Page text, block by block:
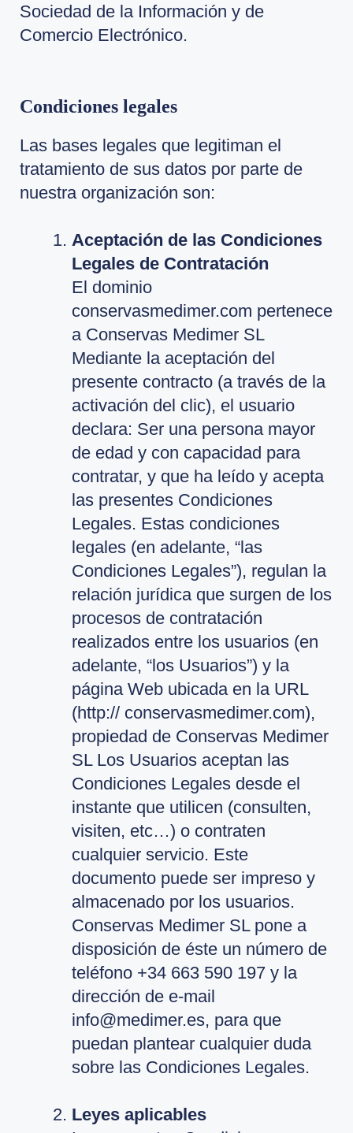
Sociedad de la Información y de
Comercio Electrónico.
Condiciones legales
Las bases legales que legitiman el
tratamiento de sus datos por parte de
nuestra organización son:
Aceptación de las Condiciones
Legales de Contratación
El dominio
conservasmedimer.com pertenece
a Conservas Medimer SL
Mediante la aceptación del
presente contracto (a través de la
activación del clic), el usuario
declara: Ser una persona mayor
de edad y con capacidad para
contratar, y que ha leído y acepta
las presentes Condiciones
Legales. Estas condiciones
legales (en adelante, “las
Condiciones Legales”), regulan la
relación jurídica que surgen de los
procesos de contratación
realizados entre los usuarios (en
adelante, “los Usuarios”) y la
página Web ubicada en la URL
(http:// conservasmedimer.com),
propiedad de Conservas Medimer
SL Los Usuarios aceptan las
Condiciones Legales desde el
instante que utilicen (consulten,
visiten, etc…) o contraten
cualquier servicio. Este
documento puede ser impreso y
almacenado por los usuarios.
Conservas Medimer SL pone a
disposición de éste un número de
teléfono +34 663 590 197 y la
dirección de e-mail
info@medimer.es, para que
puedan plantear cualquier duda
sobre las Condiciones Legales.
Leyes aplicables